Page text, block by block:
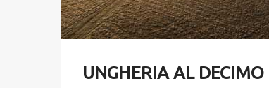
UNGHERIA AL